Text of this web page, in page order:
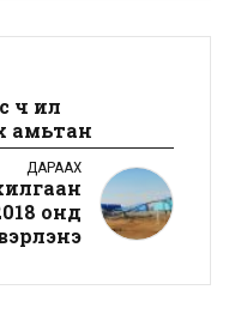
илүү
амьтан
ДАРААХ
онд